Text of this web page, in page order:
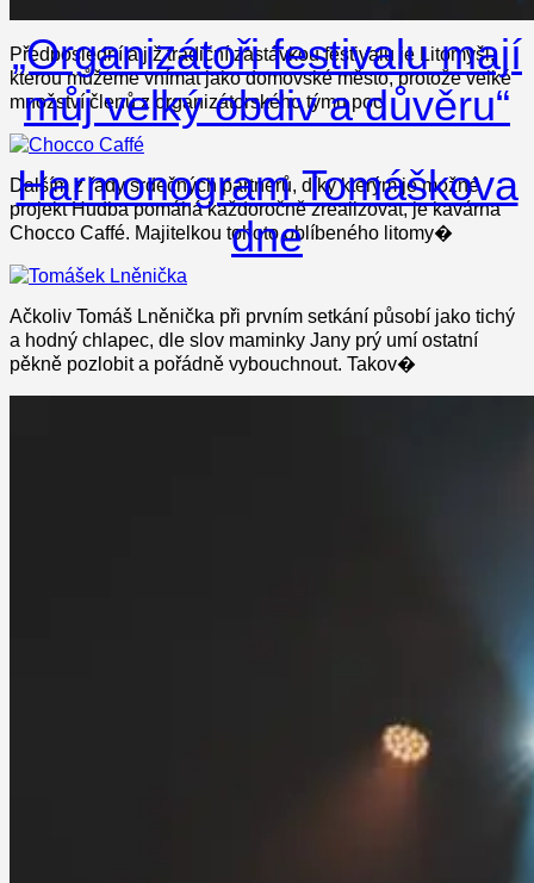
Předposlední a již tradiční zastávkou festivalu je Litomyšl,
kterou můžeme vnímat jako domovské město, protože velké
množství členů z organizátorského týmu poc
„Organizátoři festivalu mají
můj velký obdiv a důvěru“
Dalším z řady srdečných partnerů, díky kterým je možné
projekt Hudba pomáhá každoročně zrealizovat, je kavárna
Chocco Caffé. Majitelkou tohoto oblíbeného litomy�
Harmonogram Tomáškova
dne
Ačkoliv Tomáš Lněnička při prvním setkání působí jako tichý
a hodný chlapec, dle slov maminky Jany prý umí ostatní
pěkně pozlobit a pořádně vybouchnout. Takov�